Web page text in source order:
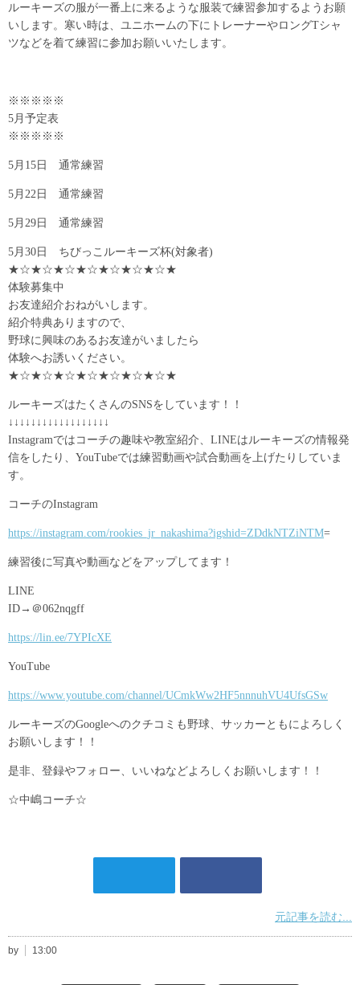
ルーキーズの服が一番上に来るような服装で練習参加するようお願
いします。寒い時は、ユニホームの下にトレーナーやロングTシャ
ツなどを着て練習に参加お願いいたします。
※※※※※
5月予定表
※※※※※
5月15日 通常練習
5月22日 通常練習
5月29日 通常練習
5月30日 ちびっこルーキーズ杯(対象者)
★☆★☆★☆★☆★☆★☆★☆★
体験募集中
お友達紹介おねがいします。
紹介特典ありますので、
野球に興味のあるお友達がいましたら
体験へお誘いください。
★☆★☆★☆★☆★☆★☆★☆★
ルーキーズはたくさんのSNSをしています！！
↓↓↓↓↓↓↓↓↓↓↓↓↓↓↓↓↓↓
Instagramではコーチの趣味や教室紹介、LINEはルーキーズの情報発
信をしたり、YouTubeでは練習動画や試合動画を上げたりしていま
す。
コーチのInstagram
https://instagram.com/rookies_jr_nakashima?igshid=ZDdkNTZiNTM=
練習後に写真や動画などをアップしてます！
LINE
ID→＠062nqgff
https://lin.ee/7YPIcXE
YouTube
https://www.youtube.com/channel/UCmkWw2HF5nnnuhVU4UfsGSw
ルーキーズのGoogleへのクチコミも野球、サッカーともによろしく
お願いします！！
是非、登録やフォロー、いいねなどよろしくお願いします！！
☆中嶋コーチ☆
元記事を読む...
by 13:00